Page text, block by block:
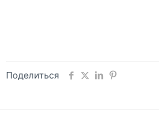
Поделиться